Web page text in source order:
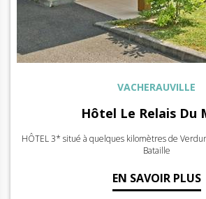
VACHERAUVILLE
Hôtel Le Relais Du
HÔTEL 3* situé à quelques kilomètres de
Bataille
EN SAVOIR PLUS